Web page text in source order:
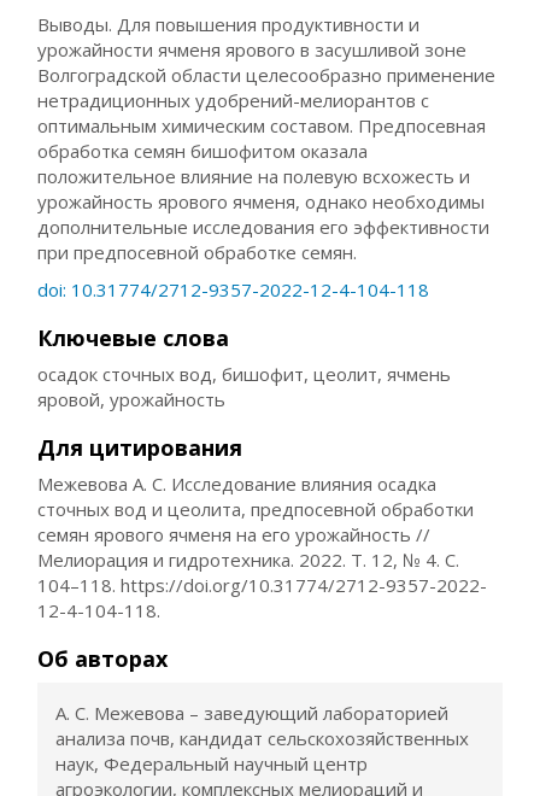
Выводы. Для повышения продуктивности и
урожайности ячменя ярового в засушливой зоне
Волгоградской области целесообразно применение
нетрадиционных удобрений-мелиорантов с
оптимальным химическим составом. Предпосевная
обработка семян бишофитом оказала
положительное влияние на полевую всхожесть и
урожайность ярового ячменя, однако необходимы
дополнительные исследования его эффективности
при предпосевной обработке семян.
doi: 10.31774/2712-9357-2022-12-4-104-118
Ключевые слова
осадок сточных вод, бишофит, цеолит, ячмень
яровой, урожайность
Для цитирования
Межевова А. С. Исследование влияния осадка
сточных вод и цеолита, предпосевной обработки
семян ярового ячменя на его урожайность //
Мелиорация и гидротехника. 2022. Т. 12, № 4. С.
104–118. https://doi.org/10.31774/2712-9357-2022-
12-4-104-118.
Об авторах
А. С. Межевова – заведующий лабораторией
анализа почв, кандидат сельскохозяйственных
наук, Федеральный научный центр
агроэкологии, комплексных мелиораций и